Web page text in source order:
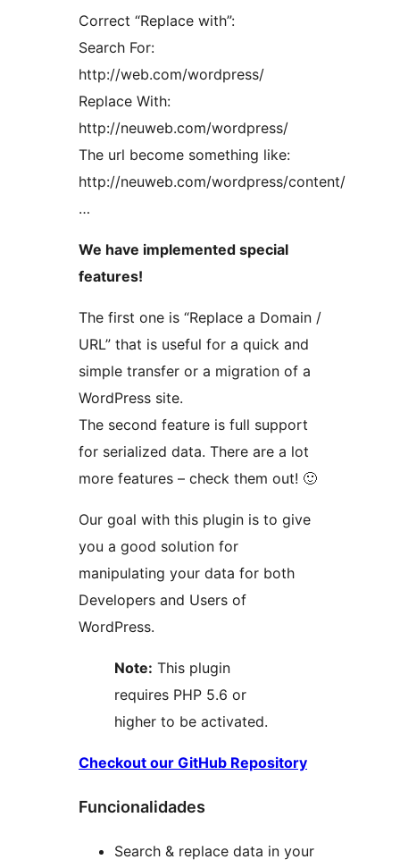
Correct “Replace with”:
Search For:
http://web.com/wordpress/
Replace With:
http://neuweb.com/wordpress/
The url become something like:
http://neuweb.com/wordpress/content/
…
We have implemented special
features!
The first one is “Replace a Domain /
URL” that is useful for a quick and
simple transfer or a migration of a
WordPress site.
The second feature is full support
for serialized data. There are a lot
more features – check them out! 🙂
Our goal with this plugin is to give
you a good solution for
manipulating your data for both
Developers and Users of
WordPress.
Note: This plugin
requires PHP 5.6 or
higher to be activated.
Checkout our GitHub Repository
Funcionalidades
Search & replace data in your